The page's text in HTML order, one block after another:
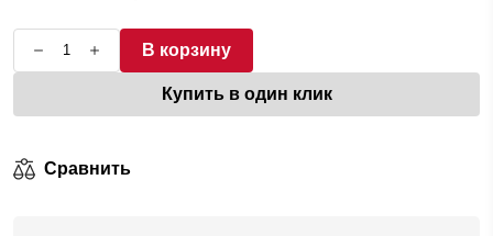
В корзину
Купить в один клик
Сравнить